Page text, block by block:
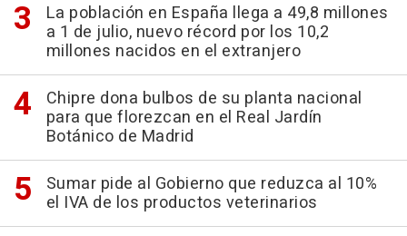
La población en España llega a 49,8 millones
a 1 de julio, nuevo récord por los 10,2
millones nacidos en el extranjero
Chipre dona bulbos de su planta nacional
para que florezcan en el Real Jardín
Botánico de Madrid
Sumar pide al Gobierno que reduzca al 10%
el IVA de los productos veterinarios